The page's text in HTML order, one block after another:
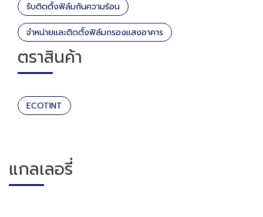
รับติดตั้งฟิล์มกันความร้อน
จำหน่ายและติดตั้งฟิล์มกรองแสงอาคาร
ตราสินค้า
ECOTINT
แกลเลอรี่